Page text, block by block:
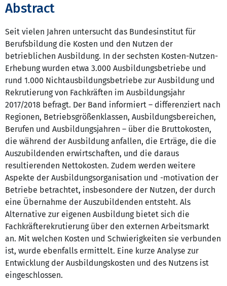
Abstract
Seit vielen Jahren untersucht das Bundesinstitut für
Berufsbildung die Kosten und den Nutzen der
betrieblichen Ausbildung. In der sechsten Kosten-Nutzen-
Erhebung wurden etwa 3.000 Ausbildungsbetriebe und
rund 1.000 Nichtausbildungsbetriebe zur Ausbildung und
Rekrutierung von Fachkräften im Ausbildungsjahr
2017/2018 befragt. Der Band informiert – differenziert nach
Regionen, Betriebsgrößenklassen, Ausbildungsbereichen,
Berufen und Ausbildungsjahren – über die Bruttokosten,
die während der Ausbildung anfallen, die Erträge, die die
Auszubildenden erwirtschaften, und die daraus
resultierenden Nettokosten. Zudem werden weitere
Aspekte der Ausbildungsorganisation und -motivation der
Betriebe betrachtet, insbesondere der Nutzen, der durch
eine Übernahme der Auszubildenden entsteht. Als
Alternative zur eigenen Ausbildung bietet sich die
Fachkräfterekrutierung über den externen Arbeitsmarkt
an. Mit welchen Kosten und Schwierigkeiten sie verbunden
ist, wurde ebenfalls ermittelt. Eine kurze Analyse zur
Entwicklung der Ausbildungskosten und des Nutzens ist
eingeschlossen.